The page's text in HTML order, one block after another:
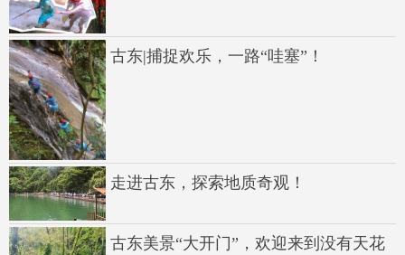
古东|捕捉欢乐，一路“哇塞”！
走进古东，探索地质奇观！
古东美景“大开门”，欢迎来到没有天花